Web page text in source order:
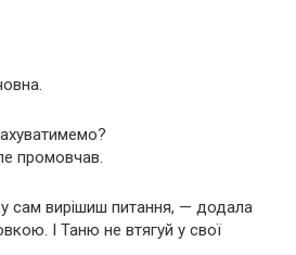
промовчав.
сам вирішиш питання, — додала
І Таню не втягуй у свої